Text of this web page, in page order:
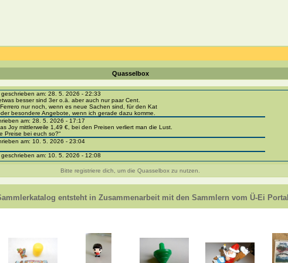
Quasselbox
am: 28. 5. 2026 - 22:33
besser sind 3er o.ä. aber auch nur paar Cent.
nur noch, wenn es neue Sachen sind, für den Kat
besondere Angebote, wenn ich gerade dazu komme.
am: 28. 5. 2026 - 17:17
Joy mittlerweile 1,49 €, bei den Preisen verliert man die Lust.
Preise bei euch so?“
am: 10. 5. 2026 - 23:04
am: 10. 5. 2026 - 12:08
portal-sammlerkatalog.de/categories.php?cat_id=1043
- BPZ obere Reihe
zur Strafe die nächsten 3 Monate keine Ü-Eier bekommen ;))
310, 318 und 326 habe ich keine BPZ
leider weggeworfen *grrrr* ;)
am: 29. 4. 2026 - 18:04
mir auch ein
am: 28. 4. 2026 - 21:01
Erinnerung ... oder?
Bitte registriere dich, um die Quasselbox zu nutzen.
entsteht in Zusammenarbeit mit den Sammlern vom Ü-Ei Portal